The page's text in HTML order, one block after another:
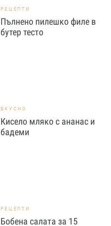
РЕЦЕПТИ
Пълнено пилешко филе в
бутер тесто
ВКУСНО
Кисело мляко с ананас и
бадеми
РЕЦЕПТИ
Бобена салата за 15